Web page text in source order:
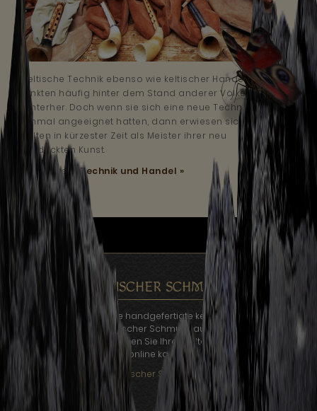
Keltische Technik ebenso wie keltischer Handel
hinkten häufig hinter dem Stand anderer Völker
hinterher. Doch wenn sie sich eine neue Technik erst
einmal angeeignet hatten, dann erwiesen sich die
Kelten in kürzester Zeit als Meister ihrer neu
entdeckten Kunst.
Mehr lesen: Technik und Handel »
KELTISCHER SCHMUCK
Auf Kelten.de finden Sie handgefertigte keltischer Schmuck für
jeden Geldbeutel. Keltischer Schmuck aus unterschiedlichen
Materialien, bei uns können Sie Ihren Kelten Schmuck bequem
online kaufen.
Keltischer Schmuck »